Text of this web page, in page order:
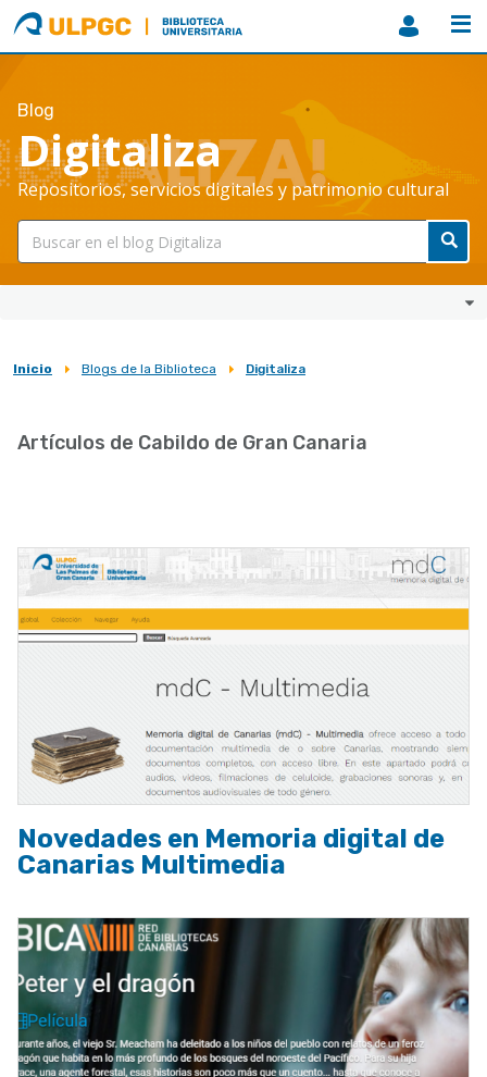
ULPGC
Biblioteca
ULPGC
Blog
Digitaliza
Repositorios, servicios digitales y patrimonio cultural
Sobrescribir
de
la
navegación
Inicio Blogs de la Biblioteca Digitaliza
Artículos de Cabildo de Gran Canaria
Novedades en Memoria digital de
Canarias Multimedia